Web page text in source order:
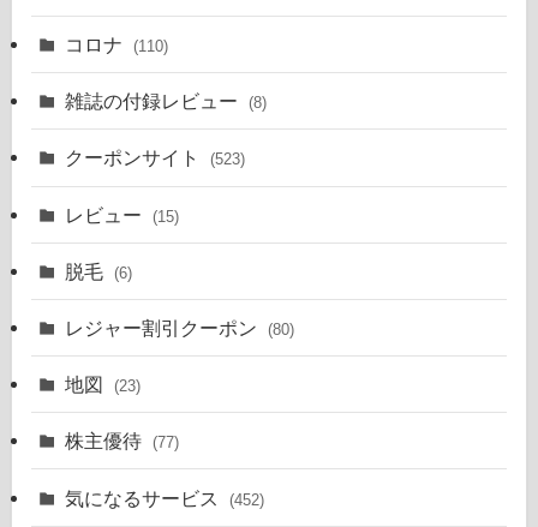
コロナ (110)
雑誌の付録レビュー (8)
クーポンサイト (523)
レビュー (15)
脱毛 (6)
レジャー割引クーポン (80)
地図 (23)
株主優待 (77)
気になるサービス (452)